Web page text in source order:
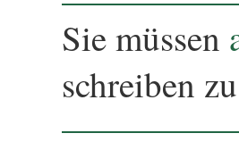
Sie müssen
schreiben